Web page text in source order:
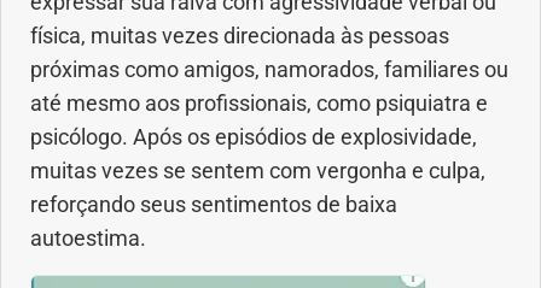
física, muitas vezes direcionada às pessoas
próximas como amigos, namorados, familiares ou
até mesmo aos profissionais, como psiquiatra e
psicólogo. Após os episódios de explosividade,
muitas vezes se sentem com vergonha e culpa,
reforçando seus sentimentos de baixa
autoestima.